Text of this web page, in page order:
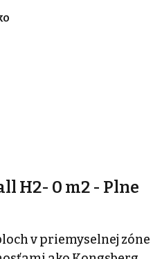
H2- 0 m2 - Plne
v priemyselnej zóne